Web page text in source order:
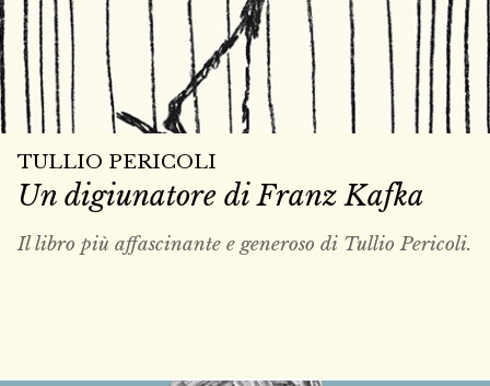
TULLIO PERICOLI
Un digiunatore di Franz Kafka
Il libro più affascinante e generoso di Tullio Pericoli.